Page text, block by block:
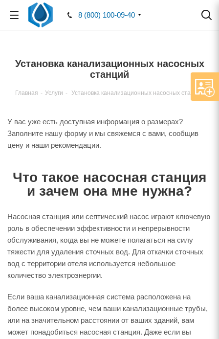
8 (800) 100-09-40
Установка канализационных насосных
станций
Главная - Услуги - Установка канализационных насосных станций
У вас уже есть доступная информация о размерах?
Заполните нашу форму и мы свяжемся с вами, сообщив
цену и наши рекомендации.
Что такое насосная станция
и зачем она мне нужна?
Насосная станция или септический насос играют ключевую
роль в обеспечении эффективности и непрерывности
обслуживания, когда вы не можете полагаться на силу
тяжести для удаления сточных вод. Для откачки сточных
вод с территории отеля используется небольшое
количество электроэнергии.
Если ваша канализационная система расположена на
более высоком уровне, чем ваши канализационные трубы,
или на значительном расстоянии от ваших зданий, вам
может понадобиться насосная станция. Даже если вы